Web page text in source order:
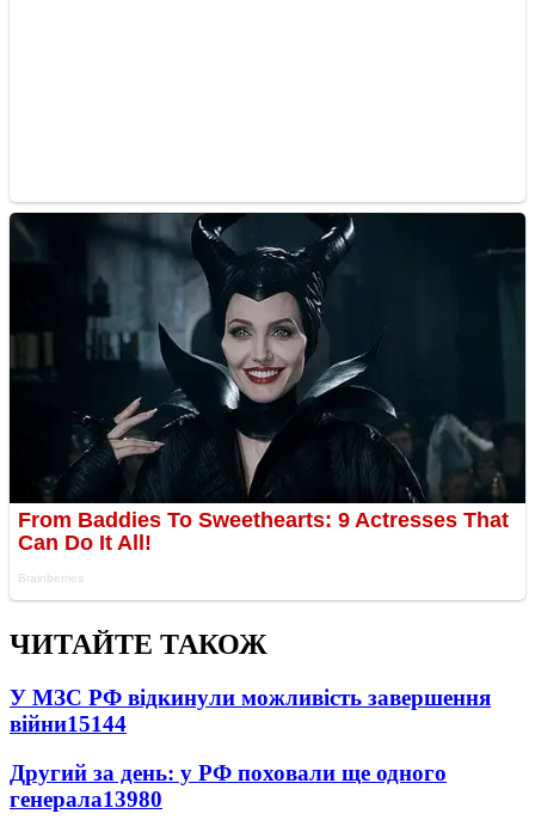
ЧИТАЙТЕ ТАКОЖ
У МЗС РФ відкинули можливість завершення
війни15144
Другий за день: у РФ поховали ще одного
генерала13980